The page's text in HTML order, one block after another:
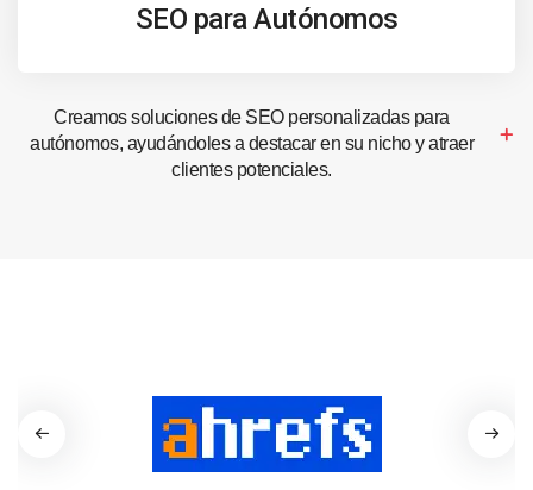
SEO para Autónomos
Creamos soluciones de SEO personalizadas para
autónomos, ayudándoles a destacar en su nicho y atraer
clientes potenciales.